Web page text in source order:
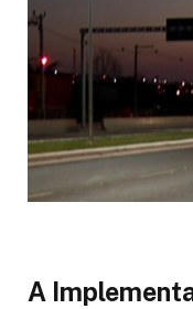
A